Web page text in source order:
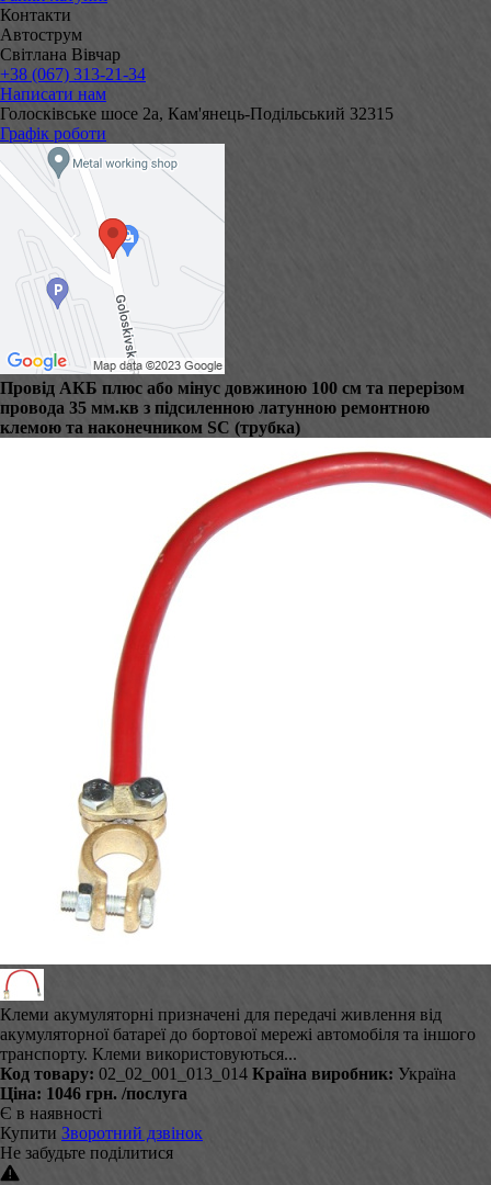
Контакти
Автострум
Світлана Вівчар
+38 (067) 313-21-34
Написати нам
Голосківське шосе 2а, Кам'янець-Подільський 32315
Графік роботи
Провід АКБ плюс або мінус довжиною 100 см та перерізом
провода 35 мм.кв з підсиленною латунною ремонтною
клемою та наконечником SC (трубка)
Клеми акумуляторні призначені для передачі живлення від
акумуляторної батареї до бортової мережі автомобіля та іншого
транспорту. Клеми використовуються...
Код товару: 02_02_001_013_014 Країна виробник: Україна
Ціна: 1046 грн. /послуга
Є в наявності
Купити Зворотний дзвінок
Не забудьте поділитися